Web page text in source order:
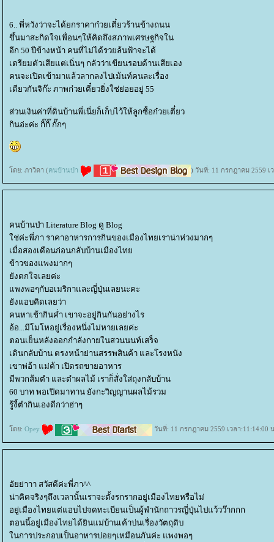
6.. พี่หวังว่าจะได้ยกราคาก๋วยเตี๋ยวร้านข้างถนน
ขึ้นมาสะกิดใจเพื่อนๆให้คิดถึงสภาพเศรษฐกิจใน
อีก 50 ปีข้างหน้า คนที่ไม่ได้รวยล้นฟ้าจะได้
เตรียมตัวเสียแต่เนิ่นๆ กลัวว่าเขียนรอบด้านเสียเอง
คนจะเปิดเข้ามาแล้วลากลงไปเม้นท์คนละเรื่อง
เดียวกันจิก๊ะ ภาพก๋วยเตี๋ยวยิ่งใช่ย่อยอยู่ 55
ส่วนเงินค่าที่ดินบ้านพี่เนี่ยก็เก็บไว้ให้ลูกซื้อก๋วยเตี๋ยว
กินอ่ะค่ะ กิ๊กิ๊ กั๊กๆ
ดย: ภาวิดา (คนบ้านป่า ) วันที่: 11 กรกฎาคม 2559 เ
คนบ้านป่า Literature Blog ดู Blog
ช่ค่ะพี่ภา ราคาอาหารการกินของเมืองไทยเราน่าห่วงมากๆ
เมื่อสองเดือนก่อนกลับบ้านเมืองไท
ข้าวของแพงมากๆ
ังตกใจเลยค่ะ
พงพอๆกับอเมริกาและญี่ปุ่นเลยนะคะ
ังแอบคิดเลยว่า
คนหาเช้ากินค่ำ เขาจะอยู่กินกันอย่างไร
อ้อ...มีโมโหอยู่เรื่องหนึ่งไม่หายเลยค่ะ
ตอนเย็นหลังออกกำลังกายในสวนนนท์เสร็จ
เดินกลับบ้าน ตรงหน้าย่านสรรพสินค้า และโรงหนัง
เขาพ่อ้า แม่ค้า เปิดรถขายอาหาร
มีพวกส้มตำ และตำผลไม้ เราก็สั่งใส่ถุงกลับบ้าน
60 บาท พอเปิดมาทาน ยังกะวิญญานผลไม้รวม
รู้งี้ตำกินเองดีกว่าฮ่าๆ
ดย: Opey วันที่: 11 กรกฎาคม 2559 เวลา:11:14:00
อัยย่าาา สวัสดีค่ะพี่ภา^^
น่าคิดจริงๆถึงเวลานั้นเราจะตั้งรกรากอยู่เมืองไทยหรือไม่
อยู่เมืองไทยแต่แอบไปจดทะเบียนเป็นผู้พำนักถาวรญี่ปุ่นไปแว้วว๊ากกก
ตอนนี้อยู่เมืองไทยได้ยินแม่บ้านเค้าบ่นเรื่องวัตถุดิบ
นการประกอบเป็นอาหารบ่อยๆเหมือนกันค่ะ แพงพอๆ